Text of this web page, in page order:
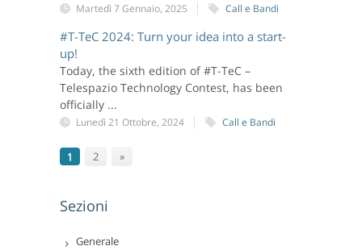
Martedì 7 Gennaio, 2025 Call e Bandi
#T-TeC 2024: Turn your idea into a start-
up!
Today, the sixth edition of #T-TeC –
Telespazio Technology Contest, has been
officially ...
Lunedì 21 Ottobre, 2024 Call e Bandi
1 2 »
Sezioni
Generale